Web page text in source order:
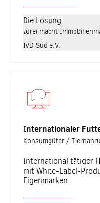
Die Lösung
zdrei macht
IVD Süd e.V.
Internationaler
Konsumgüter /
International tätiger
mit White-Label-
Eigenmarken